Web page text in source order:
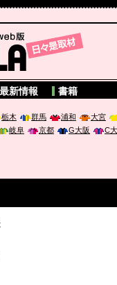
新情報 書籍
栃木 群馬 浦和
大宮
岐阜 京都 G大阪
C